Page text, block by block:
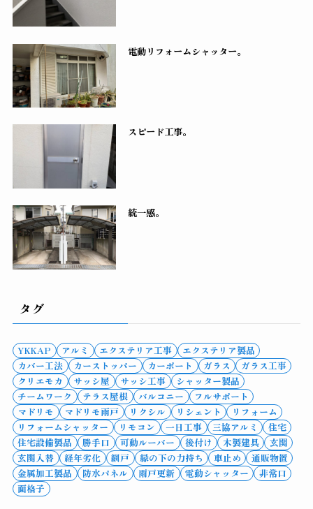
電動リフォームシャッター。
スピード工事。
統一感。
タグ
YKKAP アルミ エクステリア工事
エクステリア製品
カバー工法
カーストッパー カーポート ガラス
ガラス工事
クリエモカ
サッシ屋 サッシ工事
シャッター製品
チームワーク
テラス屋根 バルコニー
フルサポート
マドリモ
マドリモ雨戸 リクシル リシェント
リフォーム
リフォームシャッター
リモコン 一日工事 三協アルミ
住宅
住宅設備製品
勝手口 可動ルーバー 後付け 木製建具
玄関
玄関入替
経年劣化 網戸 縁の下の力持ち 車止め
通販物置
金属加工製品
防水パネル 雨戸更新 電動シャッター
非常口
面格子